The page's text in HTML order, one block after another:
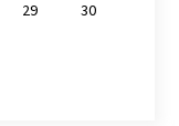
29
30